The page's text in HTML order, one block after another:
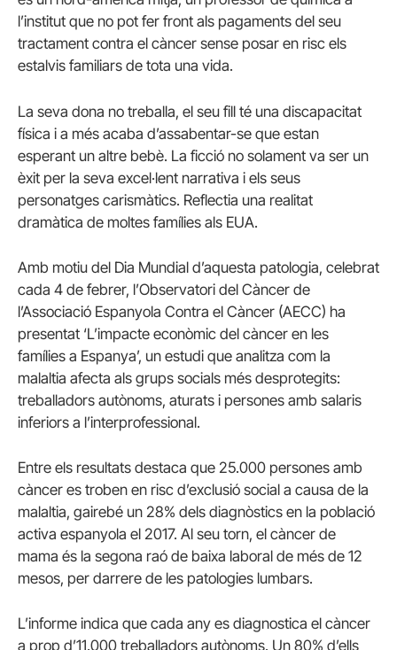
l’institut que no pot fer front als pagaments del seu
tractament contra el càncer sense posar en risc els
estalvis familiars de tota una vida.
La seva dona no treballa, el seu fill té una discapacitat
física i a més acaba d’assabentar-se que estan
esperant un altre bebè. La ficció no solament va ser un
èxit per la seva excel·lent narrativa i els seus
personatges carismàtics. Reflectia una realitat
dramàtica de moltes famílies als EUA.
Amb motiu del Dia Mundial d’aquesta patologia, celebrat
cada 4 de febrer, l’Observatori del Càncer de
l’Associació Espanyola Contra el Càncer (AECC) ha
presentat ‘L’impacte econòmic del càncer en les
famílies a Espanya’, un estudi que analitza com la
malaltia afecta als grups socials més desprotegits:
treballadors autònoms, aturats i persones amb salaris
inferiors a l’interprofessional.
Entre els resultats destaca que 25.000 persones amb
càncer es troben en risc d’exclusió social a causa de la
malaltia, gairebé un 28% dels diagnòstics en la població
activa espanyola el 2017. Al seu torn, el càncer de
mama és la segona raó de baixa laboral de més de 12
mesos, per darrere de les patologies lumbars.
L’informe indica que cada any es diagnostica el càncer
a prop d’11.000 treballadors autònoms. Un 80% d’ells